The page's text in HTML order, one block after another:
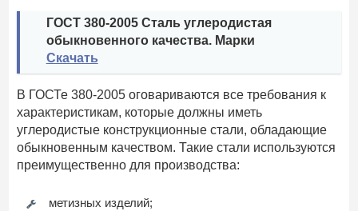
ГОСТ 380-2005 Сталь углеродистая
обыкновенного качества. Марки
Скачать
В ГОСТе 380-2005 оговариваются все требования к
характеристикам, которые должны иметь
углеродистые конструкционные стали, обладающие
обыкновенным качеством. Такие стали используются
преимущественно для производства:
метизных изделий;